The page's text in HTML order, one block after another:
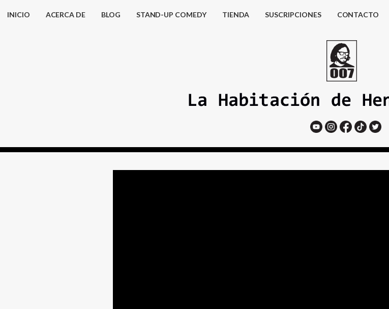
INICIO ACERCA DE BLOG STAND-UP COMEDY TIENDA SUSCRIPCIONES CONTACTO